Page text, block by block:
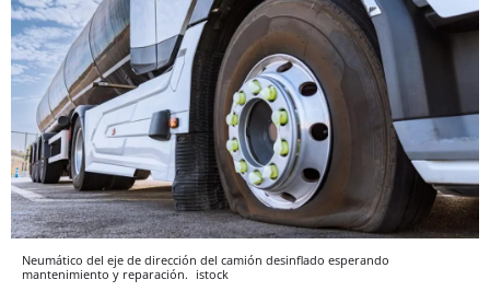
Neumático del eje de dirección del camión desinflado esperando
mantenimiento y reparación. istock